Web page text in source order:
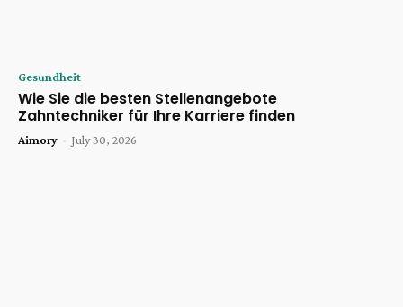
Gesundheit
Wie Sie die besten Stellenangebote
Zahntechniker für Ihre Karriere finden
Aimory - July 30, 2026